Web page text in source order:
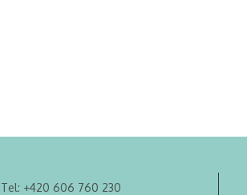
Tel: +420 606 760 230